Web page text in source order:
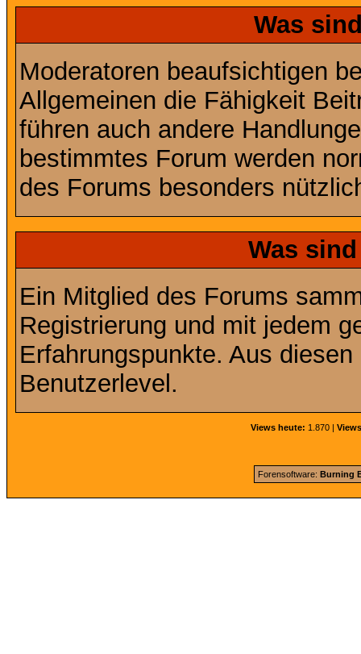
Was
Moderatoren beaufsichtigen
Allgemeinen die Fähigkeit
führen auch andere
bestimmtes Forum werden
des Forums besonders
Was
Ein Mitglied des Forums
Registrierung und mit jedem
Erfahrungspunkte. Aus
Benutzerlevel.
Views heute: 1.870 |
Forensoftware: Burning